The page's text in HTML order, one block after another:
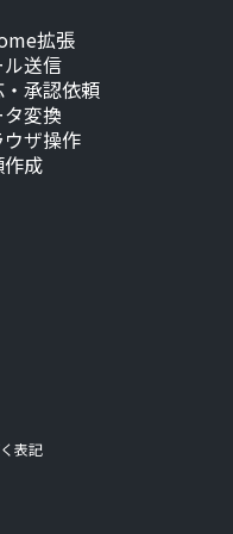
拡張
ル送信
承認依頼
変換
ウザ操作
成
表記